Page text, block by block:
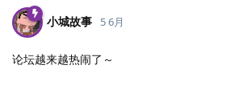
小城故事 5 6月
论坛越来越热闹了～